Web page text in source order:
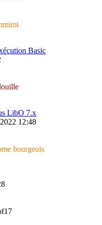
Basic
LibO 7.x
12:48
bourgeois